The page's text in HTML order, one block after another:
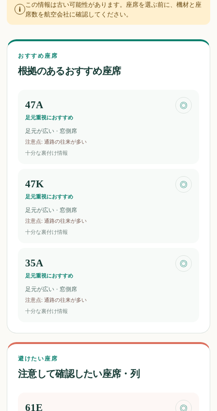
i
この情報は古い可能性があります。座席を選ぶ前に、機材と座
席数を航空会社に確認してください。
おすすめ座席
根拠のあるおすすめ座席
47A
足元重視におすすめ
◎
足元が広い · 窓側席
注意点: 通路の往来が多い
十分な裏付け情報
47K
足元重視におすすめ
◎
足元が広い · 窓側席
注意点: 通路の往来が多い
十分な裏付け情報
35A
足元重視におすすめ
◎
足元が広い · 窓側席
注意点: 通路の往来が多い
十分な裏付け情報
避けたい座席
注意して確認したい座席・列
61E ◎